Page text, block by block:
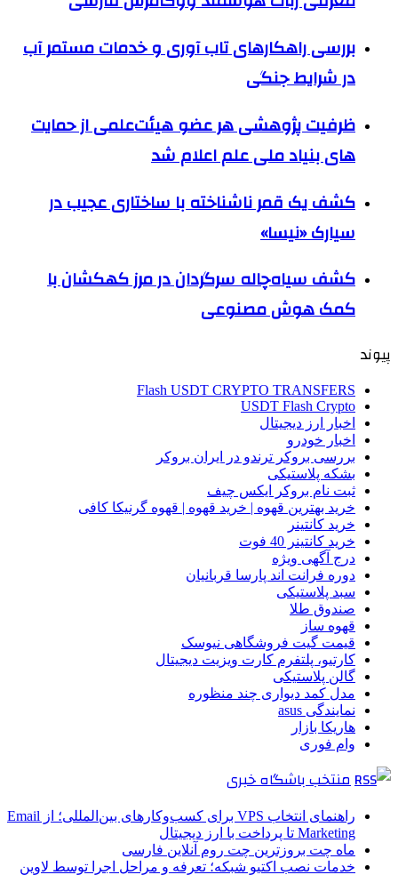
بررسی راهکارهای تاب آوری و خدمات مستمر آب
در شرایط جنگی
ظرفیت پژوهشی هر عضو هیئت‌علمی از حمایت
های بنیاد ملی علم اعلام شد
کشف یک قمر ناشناخته با ساختاری عجیب در
سیارک «نیسا»
کشف سیاه‌چاله سرگردان در مرز کهکشان با
کمک هوش مصنوعی
پیوند
Flash USDT CRYPTO TRANSFERS
USDT Flash Crypto
اخبار ارز دیجیتال
اخبار خودرو
بررسی بروکر ترندو در ایران بروکر
بشکه پلاستیکی
ثبت نام بروکر ایکس چیف
خرید بهترین قهوه | خرید قهوه | قهوه گرنیکا کافی
خرید کانتینر
خرید کانتینر 40 فوت
درج آگهی ویژه
دوره فرانت اند پارسا قربانیان
سبد پلاستیکی
صندوق طلا
قهوه ساز
قیمت گیت فروشگاهی نیوسک
کارتیو، پلتفرم کارت ویزیت دیجیتال
گالن پلاستیکی
مدل کمد دیواری چند منظوره
نمایندگی asus
هاریکا بازار
وام فوری
منتخب باشگاه خبری
راهنمای انتخاب VPS برای کسب‌وکارهای بین‌المللی؛ از Email
Marketing تا پرداخت با ارز دیجیتال
ماه چت بروزترین چت روم آنلاین فارسی
خدمات نصب اکتیو شبکه؛ تعرفه و مراحل اجرا توسط لاوین